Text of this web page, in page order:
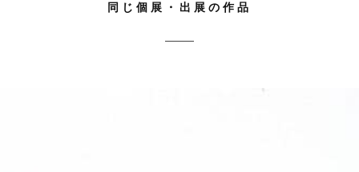
同じ個展・出展の作品